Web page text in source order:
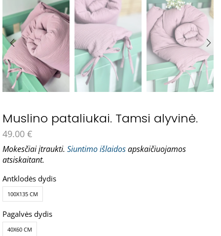
Muslino pataliukai. Tamsi alyvinė.
49.00 €
Mokesčiai įtraukti. Siuntimo išlaidosapskaičiuojamos
atsiskaitant.
Antklodės dydis
100X135 CM
Pagalvės dydis
40X60 CM